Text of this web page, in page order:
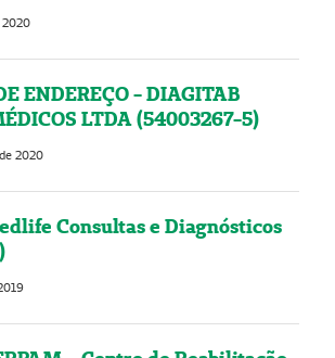
2020
ENDEREÇO - DIAGITAB
LTDA (54003267-5)
2020
Consultas e Diagnósticos